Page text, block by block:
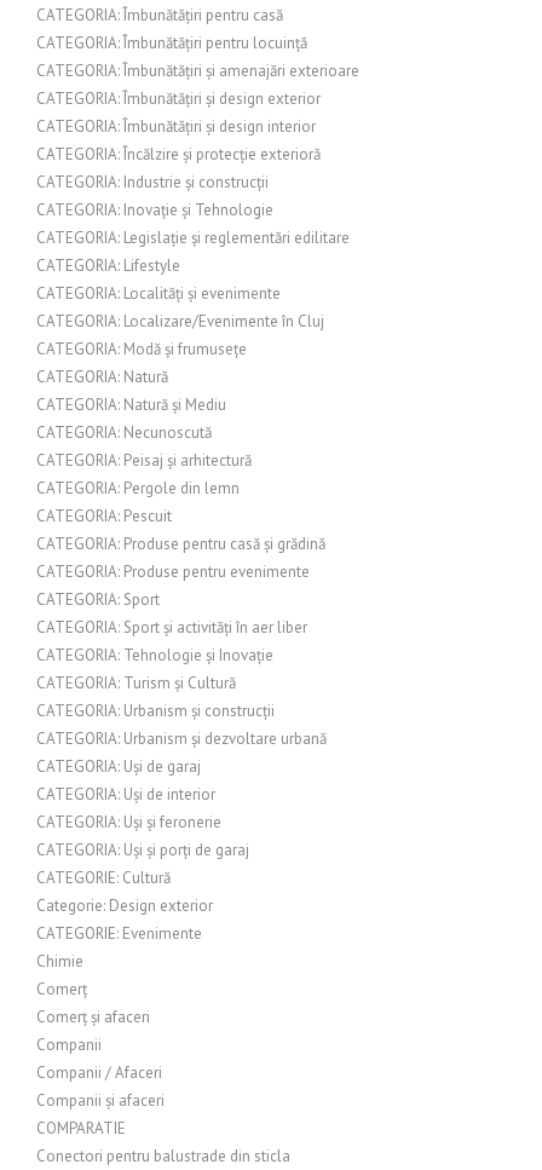
CATEGORIA: Îmbunătățiri pentru casă
CATEGORIA: Îmbunătățiri pentru locuință
CATEGORIA: Îmbunătățiri și amenajări exterioare
CATEGORIA: Îmbunătățiri și design exterior
CATEGORIA: Îmbunătățiri și design interior
CATEGORIA: Încălzire și protecție exterioră
CATEGORIA: Industrie și construcții
CATEGORIA: Inovație și Tehnologie
CATEGORIA: Legislație și reglementări edilitare
CATEGORIA: Lifestyle
CATEGORIA: Localități și evenimente
CATEGORIA: Localizare/Evenimente în Cluj
CATEGORIA: Modă și frumusețe
CATEGORIA: Natură
CATEGORIA: Natură și Mediu
CATEGORIA: Necunoscută
CATEGORIA: Peisaj și arhitectură
CATEGORIA: Pergole din lemn
CATEGORIA: Pescuit
CATEGORIA: Produse pentru casă și grădină
CATEGORIA: Produse pentru evenimente
CATEGORIA: Sport
CATEGORIA: Sport și activități în aer liber
CATEGORIA: Tehnologie și Inovație
CATEGORIA: Turism și Cultură
CATEGORIA: Urbanism și construcții
CATEGORIA: Urbanism și dezvoltare urbană
CATEGORIA: Uși de garaj
CATEGORIA: Uși de interior
CATEGORIA: Uși și feronerie
CATEGORIA: Uși și porți de garaj
CATEGORIE: Cultură
Categorie: Design exterior
CATEGORIE: Evenimente
Chimie
Comerț
Comerț și afaceri
Companii
Companii / Afaceri
Companii și afaceri
COMPARATIE
Conectori pentru balustrade din sticla